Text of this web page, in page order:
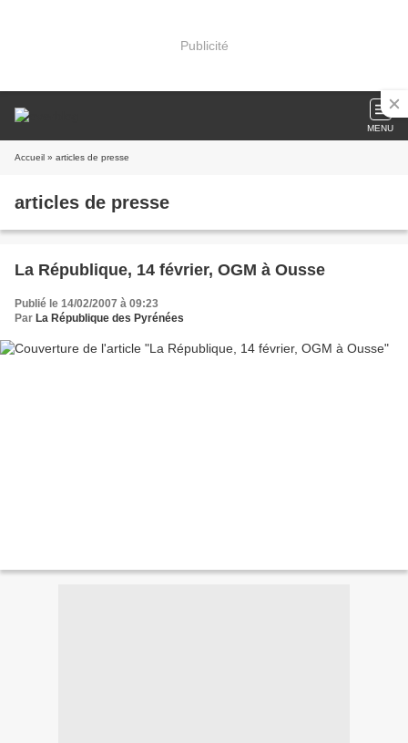
Publicité
MENU
Accueil » articles de presse
articles de presse
La République, 14 février, OGM à Ousse
Publié le 14/02/2007 à 09:23
Par La République des Pyrénées